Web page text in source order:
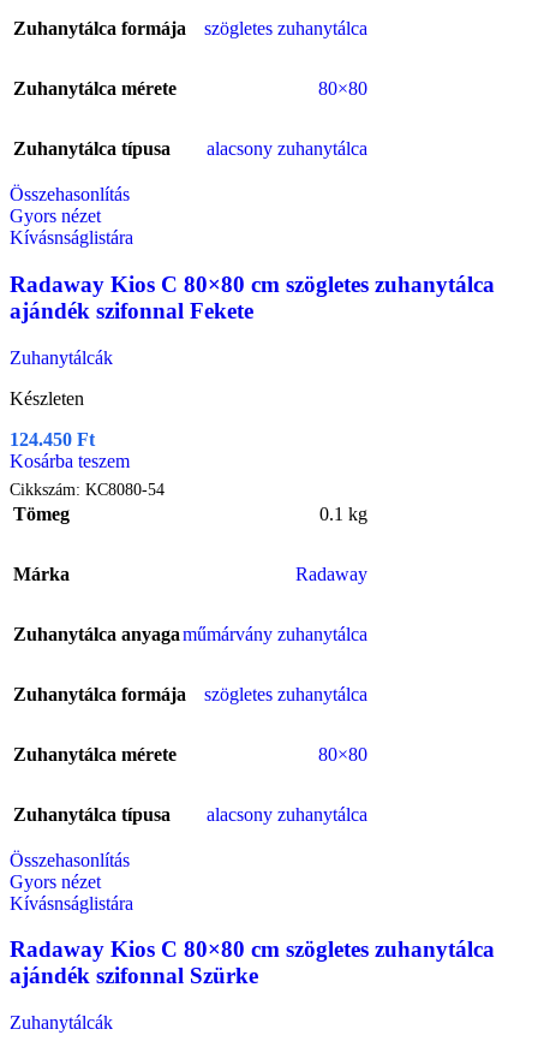
Zuhanytálca formája szögletes zuhanytálca
Zuhanytálca mérete 80×80
Zuhanytálca típusa alacsony zuhanytálca
Összehasonlítás
Gyors nézet
Kívásnságlistára
Radaway Kios C 80×80 cm szögletes zuhanytálca
ajándék szifonnal Fekete
Zuhanytálcák
Készleten
124.450 Ft
Kosárba teszem
Cikkszám: KC8080-54
Tömeg 0.1 kg
Márka Radaway
Zuhanytálca anyagaműmárvány zuhanytálca
Zuhanytálca formája szögletes zuhanytálca
Zuhanytálca mérete 80×80
Zuhanytálca típusa alacsony zuhanytálca
Összehasonlítás
Gyors nézet
Kívásnságlistára
Radaway Kios C 80×80 cm szögletes zuhanytálca
ajándék szifonnal Szürke
Zuhanytálcák